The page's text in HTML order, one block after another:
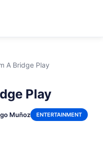
A Bridge Play
Play
Muñoz ENTERTAINMENT